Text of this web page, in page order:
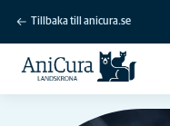
Tillbaka till anicura.se